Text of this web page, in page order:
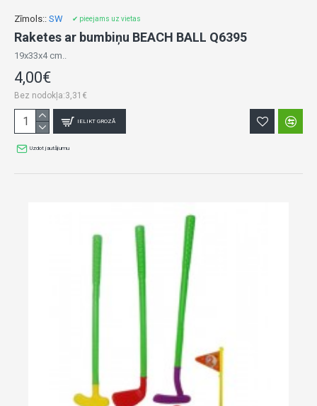
Zīmols:: SW ✔ pieejams uz vietas
Raketes ar bumbiņu BEACH BALL Q6395
19x33x4 cm..
4,00€
Bez nodokļa:3,31€
IELIKT GROZĀ
Uzdot jautājumu